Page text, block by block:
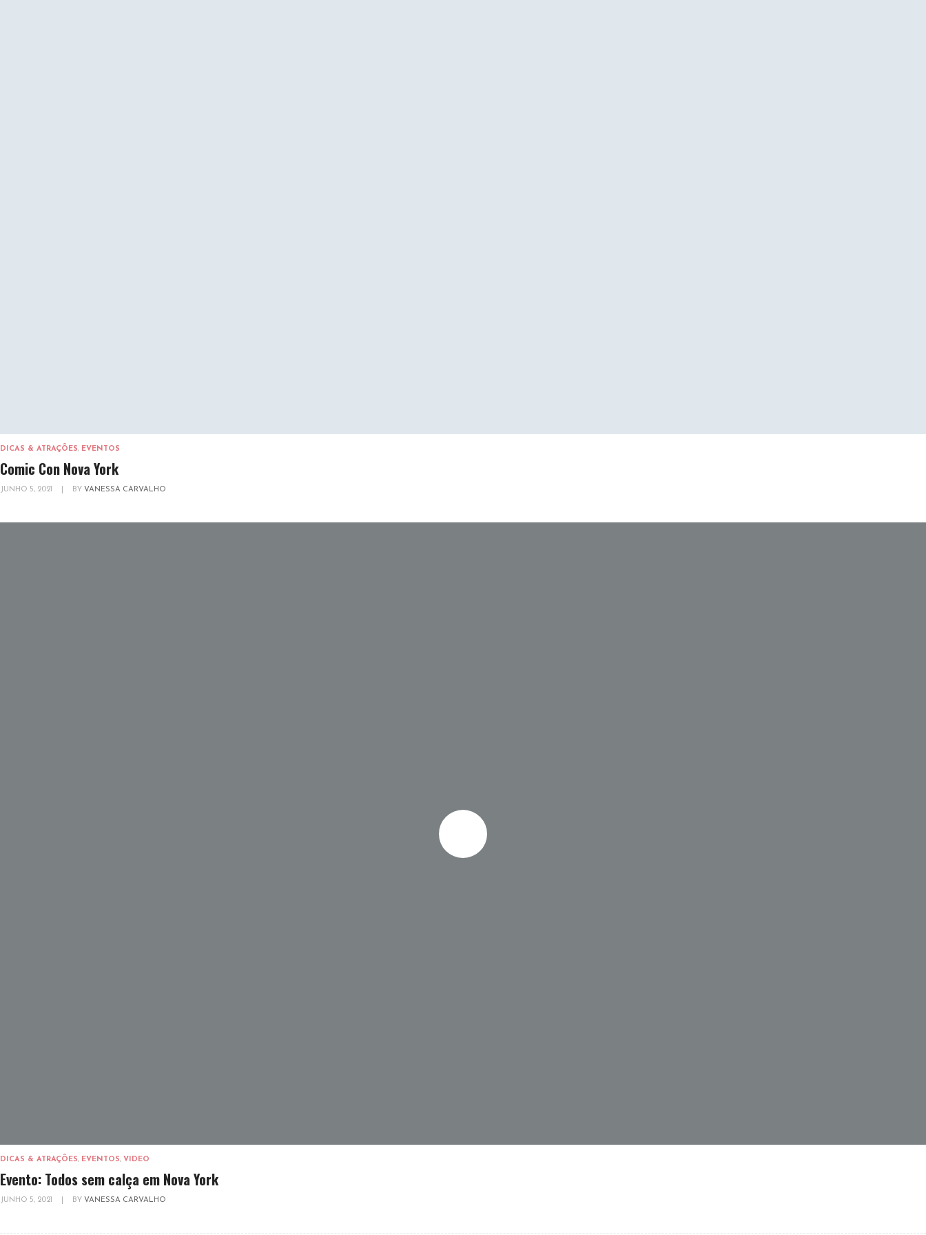
DICAS & ATRAÇÕES, EVENTOS
Comic Con Nova York
JUNHO 5, 2021 BY VANESSA CARVALHO
DICAS & ATRAÇÕES, EVENTOS, VIDEO
Evento: Todos sem calça em Nova York
JUNHO 5, 2021 BY VANESSA CARVALHO